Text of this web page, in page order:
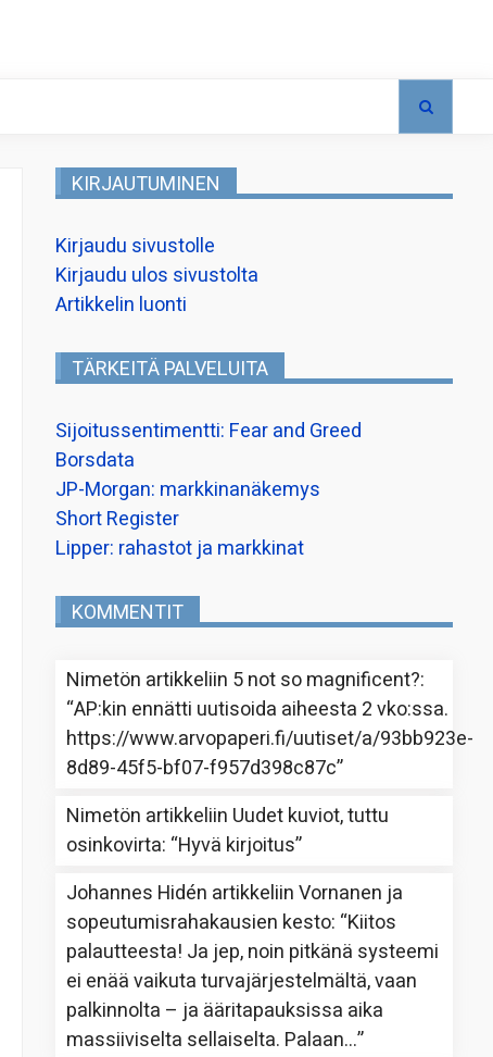
KIRJAUTUMINEN
Kirjaudu sivustolle
Kirjaudu ulos sivustolta
Artikkelin luonti
TÄRKEITÄ PALVELUITA
Sijoitussentimentti: Fear and Greed
Borsdata
JP-Morgan: markkinanäkemys
Short Register
Lipper: rahastot ja markkinat
KOMMENTIT
Nimetön artikkeliin 5 not so magnificent?:
“AP:kin ennätti uutisoida aiheesta 2 vko:ssa.
https://www.arvopaperi.fi/uutiset/a/93bb923e-
8d89-45f5-bf07-f957d398c87c”
Nimetön artikkeliin Uudet kuviot, tuttu
osinkovirta: “Hyvä kirjoitus”
Johannes Hidén artikkeliinVornanen ja
sopeutumisrahakausien kesto: “Kiitos
palautteesta! Ja jep, noin pitkänä systeemi
ei enää vaikuta turvajärjestelmältä, vaan
palkinnolta – ja ääritapauksissa aika
massiiviselta sellaiselta. Palaan…”